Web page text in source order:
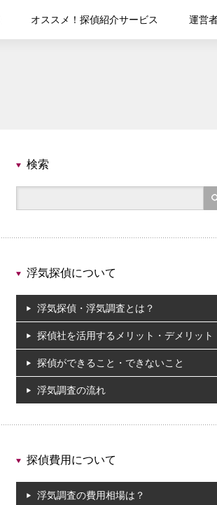
オススメ！探偵紹介サービス 運営
検索
浮気探偵について
浮気探偵・浮気調査とは？
探偵社を活用するメリット・デメリット
探偵ができること・できないこと
浮気調査の流れ
探偵費用について
浮気調査の費用相場は？